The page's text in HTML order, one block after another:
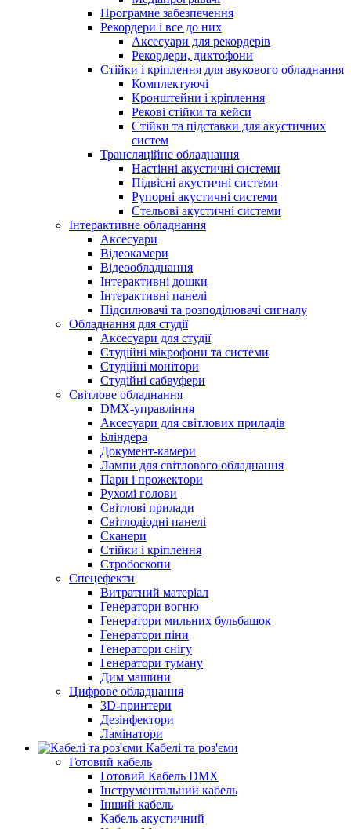
Програмне забезпечення
Рекордери і все до них
Аксесуари для рекордерів
Рекордери, диктофони
Стійки і кріплення для звукового обладнання
Комплектуючі
Кронштейни і кріплення
Рекові стійки та кейси
Стійки та підставки для акустичних
систем
Трансляційне обладнання
Настінні акустичні системи
Підвісні акустичні системи
Рупорні акустичні системи
Стельові акустичні системи
Інтерактивне обладнання
Аксесуари
Відеокамери
Відеообладнання
Інтерактивні дошки
Інтерактивні панелі
Підсилювачі та розподілювачі сигналу
Обладнання для студії
Аксесуари для студії
Студійні мікрофони та системи
Студійні монітори
Студійні сабвуфери
Світлове обладнання
DMX-управління
Аксесуари для світлових приладів
Бліндера
Документ-камери
Лампи для світлового обладнання
Пари і прожектори
Рухомі голови
Світлові прилади
Світлодіодні панелі
Сканери
Стійки і кріплення
Стробоскопи
Спецефекти
Витратний матеріал
Генератори вогню
Генератори мильних бульбашок
Генератори піни
Генератори снігу
Генератори туману
Дим машини
Цифрове обладнання
3D-принтери
Дезінфектори
Ламінатори
Кабелі та роз'єми
Готовий кабель
Готовий Кабель DMX
Інструментальний кабель
Інший кабель
Кабель акустичний